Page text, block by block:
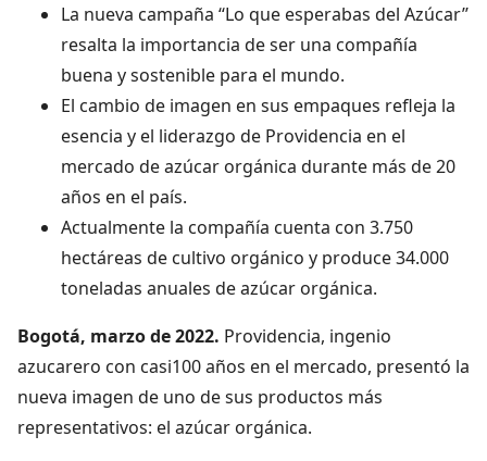
La nueva campaña ‘‘Lo que esperabas del Azúcar’’
resalta la importancia de ser una compañía
buena y sostenible para el mundo.
El cambio de imagen en sus empaques refleja la
esencia y el liderazgo de Providencia en el
mercado de azúcar orgánica durante más de 20
años en el país.
Actualmente la compañía cuenta con 3.750
hectáreas de cultivo orgánico y produce 34.000
toneladas anuales de azúcar orgánica.
Bogotá, marzo de 2022. Providencia, ingenio
azucarero con casi100 años en el mercado, presentó la
nueva imagen de uno de sus productos más
representativos: el azúcar orgánica.